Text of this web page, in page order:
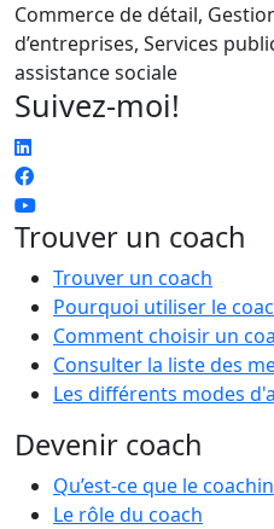
Commerce de détail,
d’entreprises, Services
assistance sociale
Suivez-moi!
Trouver un coach
Trouver un coach
Pourquoi utiliser le
Comment choisir un
Consulter la liste des
Les différents modes
Devenir coach
Qu’est-ce que le
Le rôle du coach